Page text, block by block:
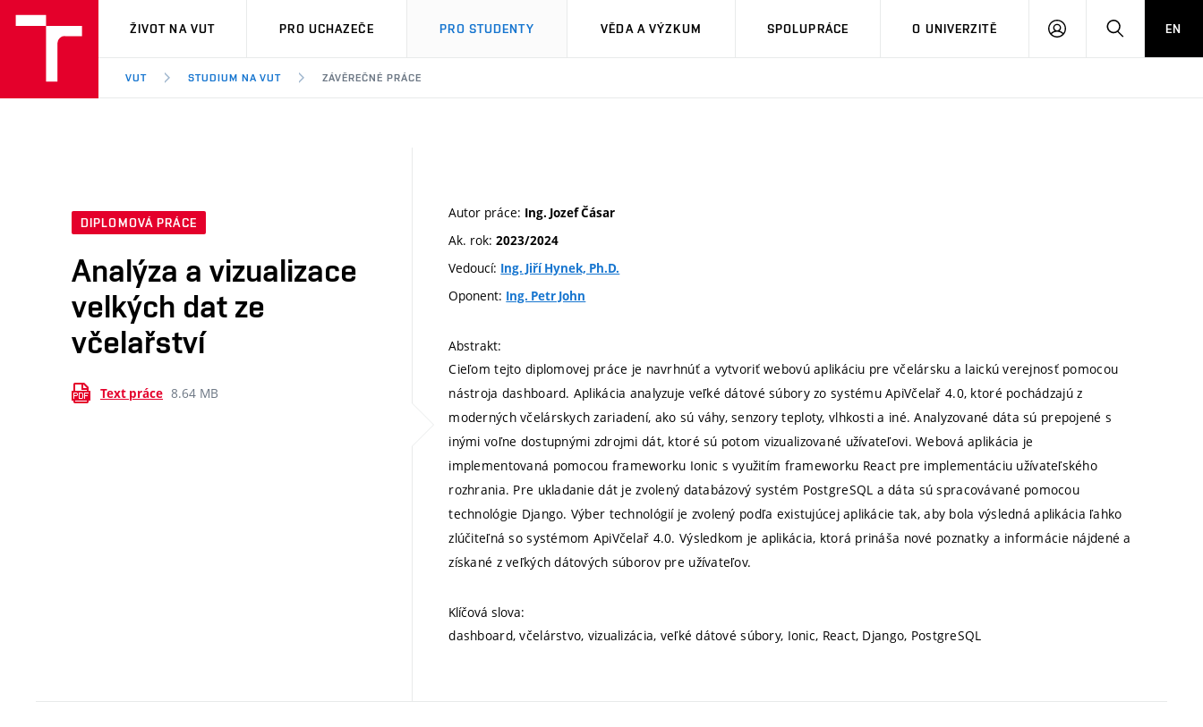
VUT
ŽIVOT NA VUT PRO UCHAZEČE PRO STUDENTY VĚDA A VÝZKUM SPOLUPRÁCE O UNIVERZITĚ
PŘIHLÁSIT HLEDATEN
VUT STUDIUM NA VUT ZÁVĚREČNÉ PRÁCE
DIPLOMOVÁ PRÁCE
Analýza a vizualizace
velkých dat ze
včelařství
Text práce 8.64 MB
Autor práce: Ing. Jozef Čásar
Ak. rok:2023/2024
Vedoucí: Ing. Jiří Hynek, Ph.D.
Oponent: Ing. Petr John
Abstrakt:
Cieľom tejto diplomovej práce je navrhnúť a vytvoriť webovú aplikáciu pre včelársku a laickú verejnosť pomocou
nástroja dashboard. Aplikácia analyzuje veľké dátové súbory zo systému ApiVčelař 4.0, ktoré pochádzajú z
moderných včelárskych zariadení, ako sú váhy, senzory teploty, vlhkosti a iné. Analyzované dáta sú prepojené s
inými voľne dostupnými zdrojmi dát, ktoré sú potom vizualizované užívateľovi. Webová aplikácia je
implementovaná pomocou frameworku Ionic s využitím frameworku React pre implementáciu užívateľského
rozhrania. Pre ukladanie dát je zvolený databázový systém PostgreSQL a dáta sú spracovávané pomocou
technológie Django. Výber technológií je zvolený podľa existujúcej aplikácie tak, aby bola výsledná aplikácia ľahko
zlúčiteľná so systémom ApiVčelař 4.0. Výsledkom je aplikácia, ktorá prináša nové poznatky a informácie nájdené a
získané z veľkých dátových súborov pre užívateľov.
Klíčová slova:
dashboard, včelárstvo, vizualizácia, veľké dátové súbory, Ionic, React, Django, PostgreSQL